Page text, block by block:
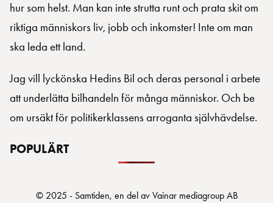
hur som helst. Man kan inte strutta runt och prata skit om
riktiga människors liv, jobb och inkomster! Inte om man
ska leda ett land.
Jag vill lyckönska Hedins Bil och deras personal i arbete
att underlätta bilhandeln för många människor. Och be
om ursäkt för politikerklassens arroganta självhävdelse.
POPULÄRT
© 2025 - Samtiden, en del av Vainar mediagroup AB